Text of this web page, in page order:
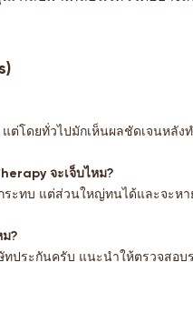
โดยทั่วไปมักเห็นผลชัดเจนหลังท
จะเจ็บไหม?
ระทบ แต่ส่วนใหญ่ทนได้และจะห
?
ประกันครับ แนะนำให้ตรวจสอ